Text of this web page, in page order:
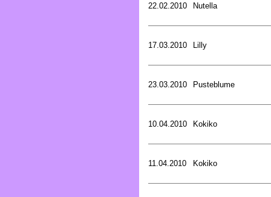
22.02.2010 Nutella
17.03.2010 Lilly
23.03.2010 Pusteblume
10.04.2010 Kokiko
11.04.2010 Kokiko